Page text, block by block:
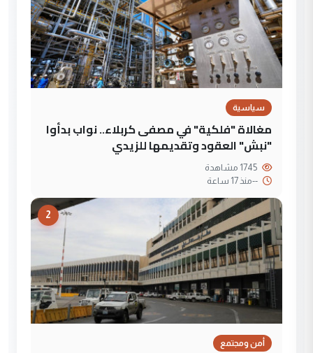
سياسية
مغالاة "فلكية" في مصفى كربلاء.. نواب بدأوا
"نبش" العقود وتقديمها للزيدي
--منذ 17 ساعة
2
أمن ومجتمع